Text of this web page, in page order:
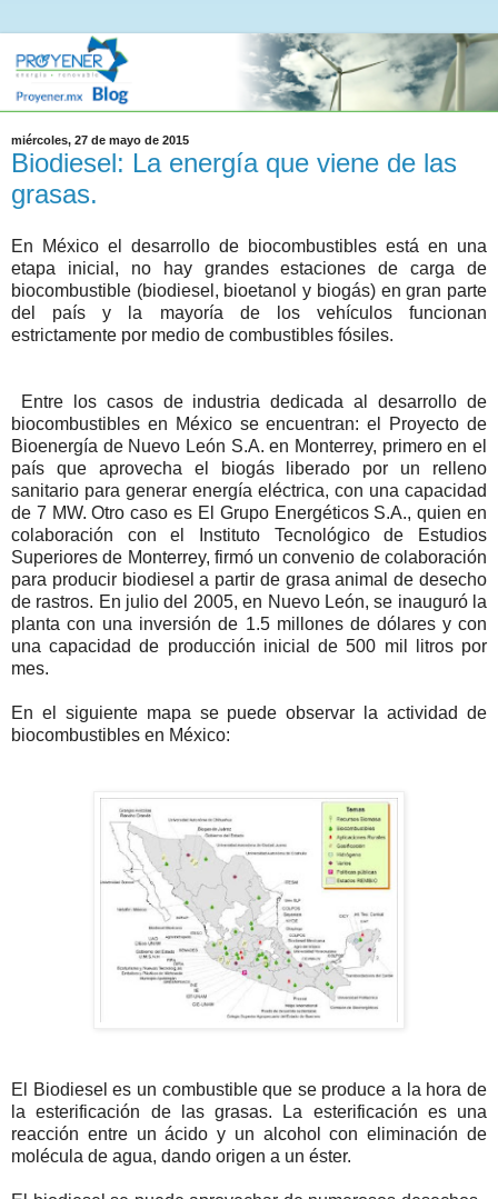
miércoles, 27 de mayo de 2015
Biodiesel: La energía que viene de las
grasas.
En México el desarrollo de biocombustibles está en una
etapa inicial, no hay grandes estaciones de carga de
biocombustible (biodiesel, bioetanol y biogás) en gran parte
del país y la mayoría de los vehículos funcionan
estrictamente por medio de combustibles fósiles.
Entre los casos de industria dedicada al desarrollo de
biocombustibles en México se encuentran: el Proyecto de
Bioenergía de Nuevo León S.A. en Monterrey, primero en el
país que aprovecha el biogás liberado por un relleno
sanitario para generar energía eléctrica, con una capacidad
de 7 MW. Otro caso es El Grupo Energéticos S.A., quien en
colaboración con el Instituto Tecnológico de Estudios
Superiores de Monterrey, firmó un convenio de colaboración
para producir biodiesel a partir de grasa animal de desecho
de rastros. En julio del 2005, en Nuevo León, se inauguró la
planta con una inversión de 1.5 millones de dólares y con
una capacidad de producción inicial de 500 mil litros por
mes.
En el siguiente mapa se puede observar la actividad de
biocombustibles en México:
El Biodiesel es un combustible que se produce a la hora de
la esterificación de las grasas. La esterificación es una
reacción entre un ácido y un alcohol con eliminación de
molécula de agua, dando origen a un éster.